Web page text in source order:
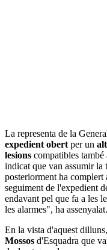
La representa de la
expedient obert per un
lesions compatibles també
indicat que van assumir la
posteriorment ha
seguiment de l'expedient
endavant pel que fa a les
les alarmes", ha assenyalat.
En la vista d'aquest
Mossos d'Esquadra que